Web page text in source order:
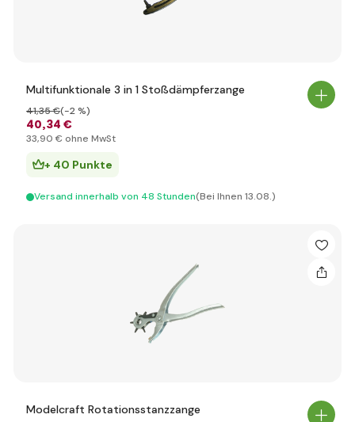
Multifunktionale 3 in 1 Stoßdämpferzange
40,34 €
41,35 €(-2 %)
33,90 € ohne MwSt
+ 40 Punkte
Versand innerhalb von 48 Stunden(Bei Ihnen 13.08.)
Modelcraft Rotationsstanzzange